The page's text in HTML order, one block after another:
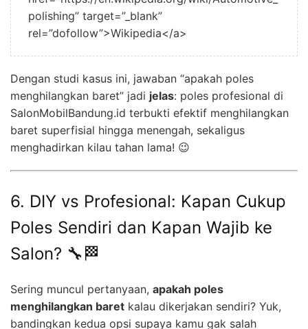
polishing” target=”_blank”
rel=”dofollow”>Wikipedia</a>
Dengan studi kasus ini, jawaban “apakah poles
menghilangkan baret” jadi jelas: poles profesional di
SalonMobilBandung.id terbukti efektif menghilangkan
baret superfisial hingga menengah, sekaligus
menghadirkan kilau tahan lama! 😉
6. DIY vs Profesional: Kapan Cukup
Poles Sendiri dan Kapan Wajib ke
Salon? 🔧🏁
Sering muncul pertanyaan, apakah poles
menghilangkan baret kalau dikerjakan sendiri? Yuk,
bandingkan kedua opsi supaya kamu gak salah